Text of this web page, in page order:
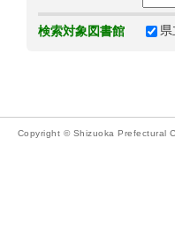
検索対象図書館
Copyright © Shizuoka Prefectural